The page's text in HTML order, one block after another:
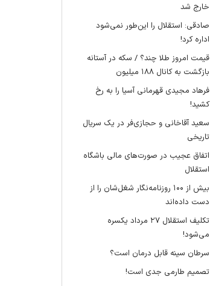
خارج شد
صادقی: استقلال را این‌طور نمی‌شود
اداره کرد!
قیمت امروز طلا چند؟ / سکه در آستانه
بازگشت به کانال ۱۸۸ میلیون
فرهاد مجیدی قهرمانی آسیا را به رخ
کشید!
سعید آقاخانی و حجازی‌فر در یک سریال
تاریخی
اتفاق عجیب در صورت‌های مالی باشگاه
استقلال
بیش از ۱۰۰ روزنامه‌نگار شغل‌شان را از
دست داده‌اند
تکلیف استقلال ۲۷ مرداد یکسره
می‌شود!
سرطان سینه قابل درمان است؟
تصمیم طارمی جدی است!